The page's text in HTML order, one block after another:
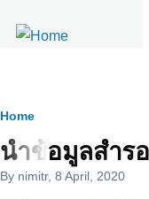
Breadcrumb
Home
นำข้อมูลสำร
By nimitr, 8 April, 2020